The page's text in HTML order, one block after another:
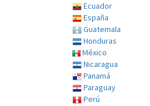
Ecuador
España
Guatemala
Honduras
México
Nicaragua
Panamá
Paraguay
Perú